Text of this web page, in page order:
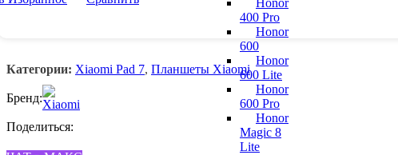
Honor
400 Pro
Honor
600
Honor
600 Lite
Honor
600 Pro
Honor
Magic 8
Lite
Категории: Xiaomi Pad 7, Планшеты Xiaomi
Бренд:
Поделиться: